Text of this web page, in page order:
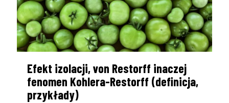
Efekt izolacji, von Restorff inaczej
fenomen Kohlera-Restorff (definicja,
przykłady)